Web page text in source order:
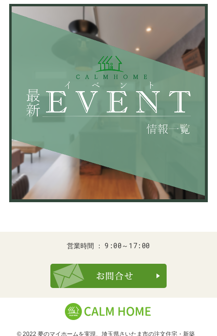
営業時間 9:00～17:00
© 2022 夢のマイホームを実現、 埼玉県さいたま市の注文住宅・新築